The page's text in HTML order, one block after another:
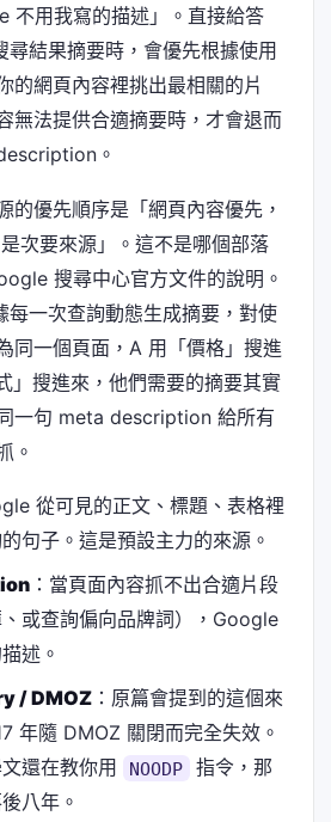
不用我寫的描述」。直接給答
結果摘要時，會優先根據使用
的網頁內容裡挑出最相關的片
無法提供合適摘要時，才會退而
。
的優先順序是「網頁內容優先，
次要來源」。這不是哪個部落
搜尋中心官方文件的說明。
一次查詢動態生成摘要，對使
同一個頁面，A 用「價格」搜進
」搜進來，他們需要的摘要其實
一句 meta description 給所有
。
從可見的正文、標題、表格裡
句子。這是預設主力的來源。
：當頁面內容抓不出合適片段
、或查詢偏向品牌詞），Google
述。
/ DMOZ：原篇會提到的這個來
年隨 DMOZ 關閉而完全失效。
還在教你用
NOODP
指令，那
八年。